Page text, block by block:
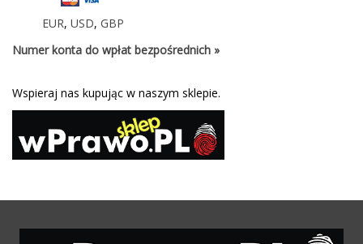
EUR, USD, GBP
Numer konta do wpłat bezpośrednich »
Wspieraj nas kupując w naszym sklepie.